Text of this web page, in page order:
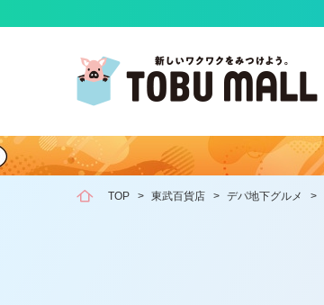
TOP > 東武百貨店 > デパ地下グルメ >